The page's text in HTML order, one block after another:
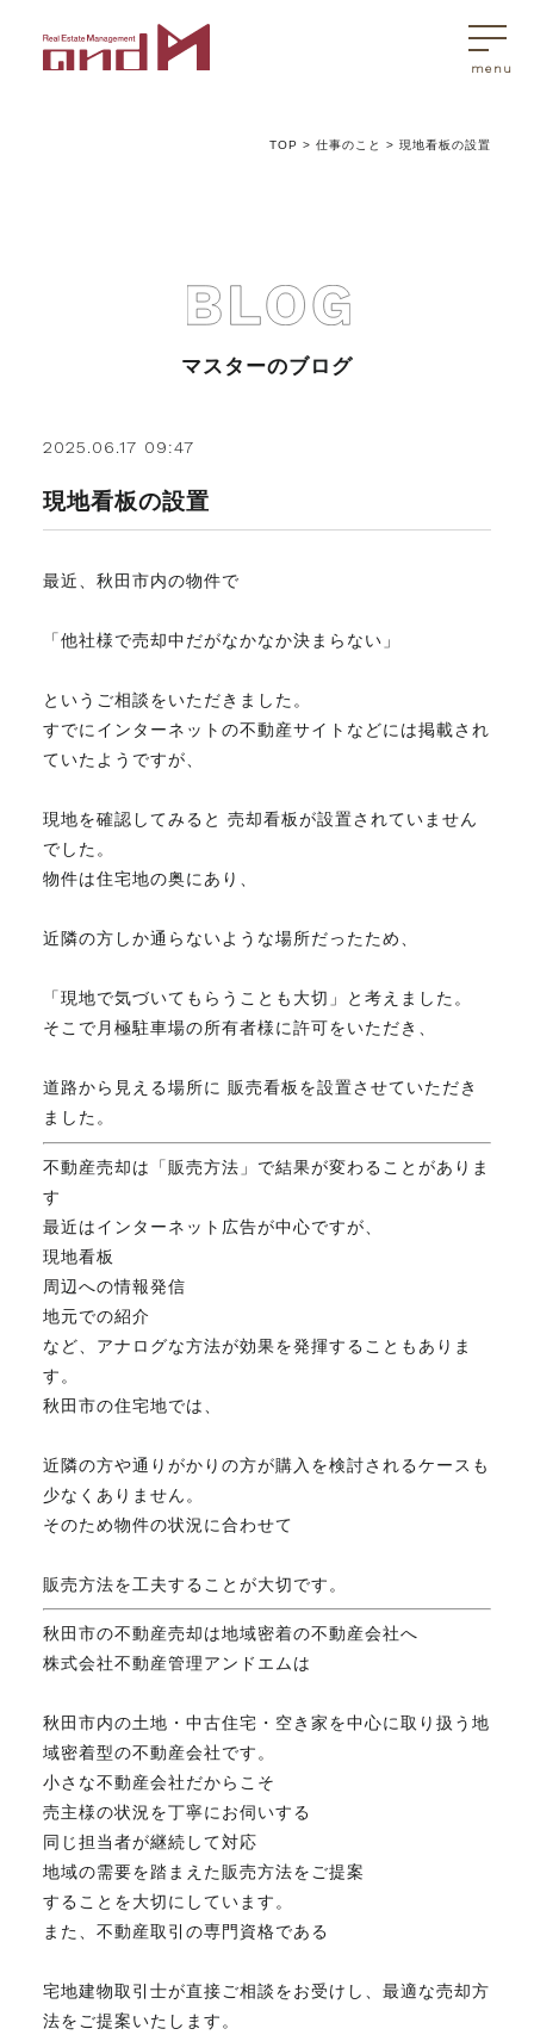
アンドエムが選ばれる理由
不動産売買Q&A
不動産のお悩み解決
会社概要
スタッフ紹介
マスターのブログ
土曜10:00－15:00（要予約）
無料相談、お問い合わせはこちら
TOP >仕事のこと >現地看板の設置
マスターのブログ
2025.06.17 09:47
現地看板の設置
最近、秋田市内の物件で
「他社様で売却中だがなかなか決まらない」
というご相談をいただきました。
すでにインターネットの不動産サイトなどには掲載され
ていたようですが、
現地を確認してみると 売却看板が設置されていません
でした。
物件は住宅地の奥にあり、
近隣の方しか通らないような場所だったため、
「現地で気づいてもらうことも大切」と考えました。
そこで月極駐車場の所有者様に許可をいただき、
道路から見える場所に 販売看板を設置させていただき
ました。
不動産売却は「販売方法」で結果が変わることがありま
す
最近はインターネット広告が中心ですが、
現地看板
周辺への情報発信
地元での紹介
など、アナログな方法が効果を発揮することもありま
す。
秋田市の住宅地では、
近隣の方や通りがかりの方が購入を検討されるケースも
少なくありません。
そのため物件の状況に合わせて
販売方法を工夫することが大切です。
秋田市の不動産売却は地域密着の不動産会社へ
株式会社不動産管理アンドエムは
秋田市内の土地・中古住宅・空き家を中心に取り扱う地
域密着型の不動産会社です。
小さな不動産会社だからこそ
売主様の状況を丁寧にお伺いする
同じ担当者が継続して対応
地域の需要を踏まえた販売方法をご提案
することを大切にしています。
また、不動産取引の専門資格である
宅地建物取引士が直接ご相談をお受けし、最適な売却方
法をご提案いたします。